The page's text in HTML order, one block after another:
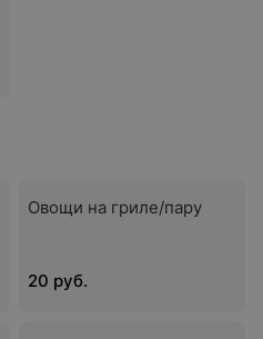
Овощи на гриле/пару
20 руб.